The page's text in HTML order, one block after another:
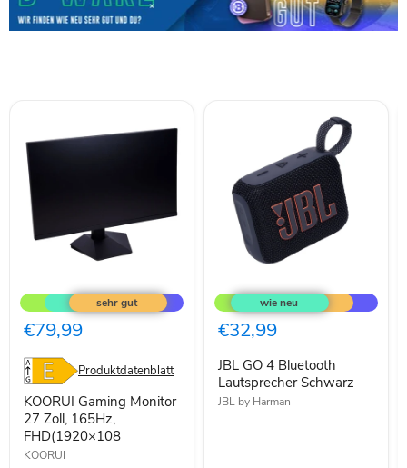
Gaming
Monitor
27
Zoll,
165Hz,
FHD(1920×108
€79,99
Produktdatenblatt
KOORUI Gaming Monitor
27 Zoll, 165Hz,
FHD(1920×108
KOORUI
GO
4
Bluetooth
Lautsprecher
€32,99
JBL GO 4 Bluetooth
Lautsprecher Schwarz
JBL by Harman